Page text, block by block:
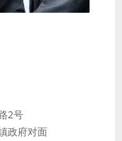
2号
政府对面